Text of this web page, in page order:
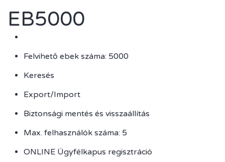
EB5000
Felvihető ebek száma: 5000
Keresés
Export/Import
Biztonsági mentés és visszaállítás
Max. felhasználók száma: 5
ONLINE Ügyfélkapus regisztráció